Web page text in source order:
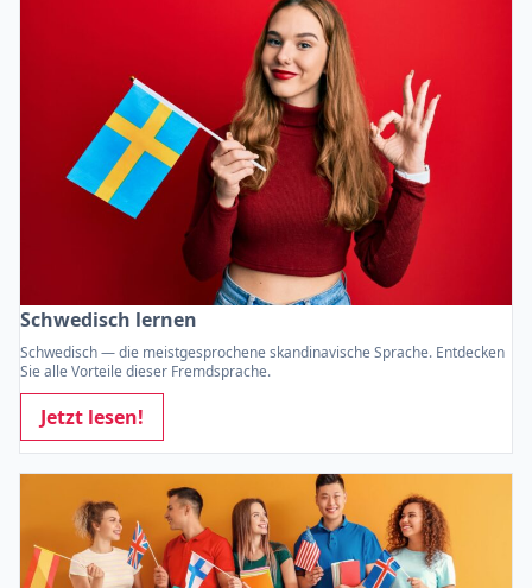
Schwedisch lernen
Schwedisch — die meistgesprochene skandinavische Sprache. Entdecken
Sie alle Vorteile dieser Fremdsprache.
Jetzt lesen!